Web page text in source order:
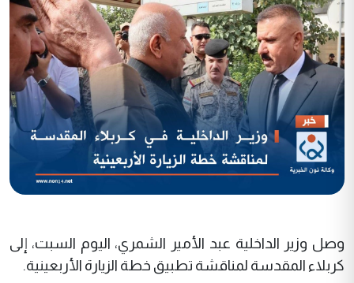
وصل وزير الداخلية عبد الأمير الشمري، اليوم السبت، إلى
كربلاء المقدسة لمناقشة تطبيق خطة الزيارة الأربعينية.